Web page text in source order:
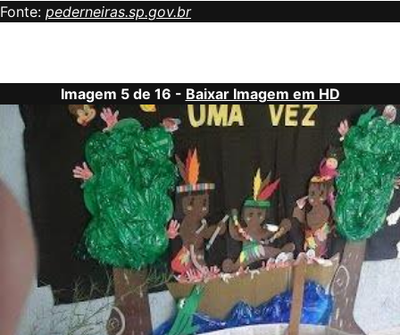
Fonte: pederneiras.sp.gov.br
Imagem 5 de 16 - Baixar Imagem em HD